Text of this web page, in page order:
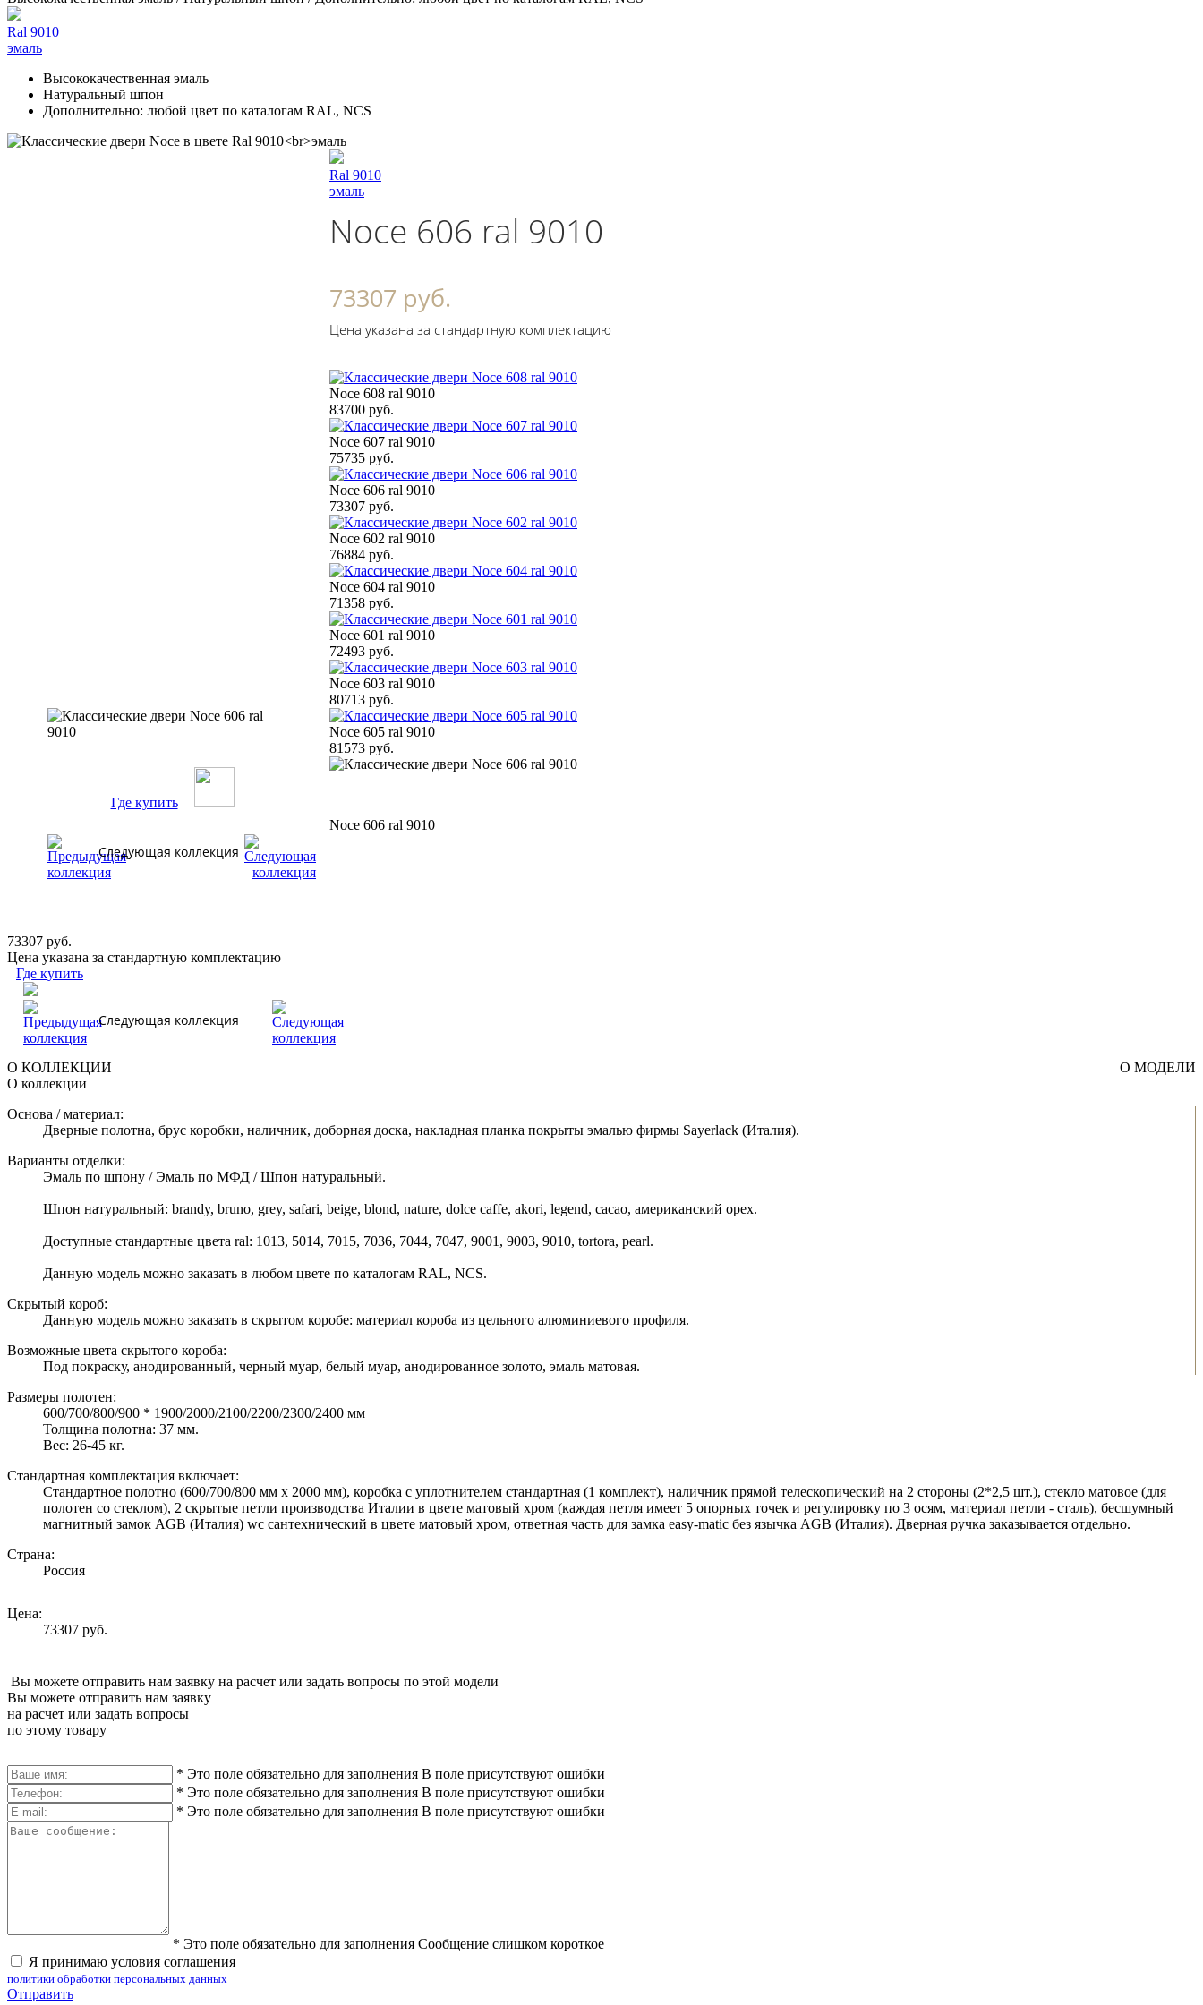
Ral 9010
эмаль
Высококачественная эмаль
Натуральный шпон
Дополнительно: любой цвет по каталогам RAL, NCS
Где купить
Следующая коллекция
Ral 9010
эмаль
Noce 606 ral 9010
73307 руб.
Цена указана за стандартную комплектацию
Noce 608 ral 9010
83700 руб.
Noce 607 ral 9010
75735 руб.
Noce 606 ral 9010
73307 руб.
Noce 602 ral 9010
76884 руб.
Noce 604 ral 9010
71358 руб.
Noce 601 ral 9010
72493 руб.
Noce 603 ral 9010
80713 руб.
Noce 605 ral 9010
81573 руб.
Noce 606 ral 9010
73307 руб.
Цена указана за стандартную комплектацию
Где купить
Следующая коллекция
О КОЛЛЕКЦИИ
О МОДЕЛИ
О коллекции
Основа / материал:
Дверные полотна, брус коробки, наличник, доборная доска, накладная планка покрыты эмалью фирмы Sayerlack (Италия).
Варианты отделки:
Эмаль по шпону / Эмаль по МФД / Шпон натуральный.
Шпон натуральный: brandy, bruno, grey, safari, beige, blond, nature, dolce caffe, akori, legend, cacao, американский орех.
Доступные стандартные цвета ral: 1013, 5014, 7015, 7036, 7044, 7047, 9001, 9003, 9010, tortora, pearl.
Данную модель можно заказать в любом цвете по каталогам RAL, NCS.
Скрытый короб:
Данную модель можно заказать в скрытом коробе: материал короба из цельного алюминиевого профиля.
Возможные цвета скрытого короба:
Под покраску, анодированный, черный муар, белый муар, анодированное золото, эмаль матовая.
Размеры полотен:
600/700/800/900 * 1900/2000/2100/2200/2300/2400 мм
Толщина полотна: 37 мм.
Вес: 26-45 кг.
Стандартная комплектация включает:
Стандартное полотно (600/700/800 мм х 2000 мм), коробка с уплотнителем стандартная (1 комплект), наличник прямой телескопический на 2 стороны (2*2,5 шт.), стекло матовое (для
полотен со стеклом), 2 скрытые петли производства Италии в цвете матовый хром (каждая петля имеет 5 опорных точек и регулировку по 3 осям, материал петли - сталь), бесшумный
магнитный замок AGB (Италия) wc сантехнический в цвете матовый хром, ответная часть для замка easy-matic без язычка AGB (Италия). Дверная ручка заказывается отдельно.
Страна:
Россия
Цена:
73307 руб.
Вы можете отправить нам заявку на расчет или задать вопросы по этой модели
Вы можете отправить нам заявку
на расчет или задать вопросы
по этому товару
* Это поле обязательно для заполнения В поле присутствуют ошибки
* Это поле обязательно для заполнения В поле присутствуют ошибки
* Это поле обязательно для заполнения В поле присутствуют ошибки
* Это поле обязательно для заполнения Сообщение слишком короткое
Я принимаю условия соглашения
политики обработки персональных данных
Отправить